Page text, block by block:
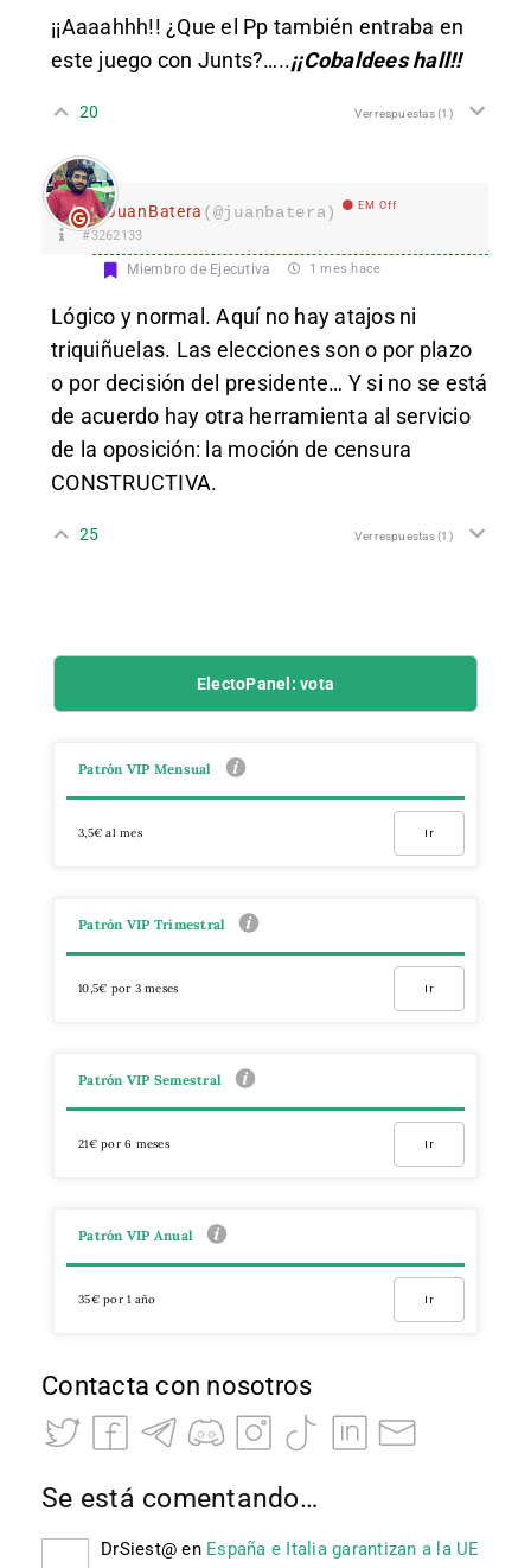
¡¡Aaaahhh!! ¿Que el Pp también entraba en
este juego con Junts?…..¡¡Cobaldees hall!!
20 Ver respuestas(1)
JuanBatera (@juanbatera) EM Off
#3262133
Miembro de Ejecutiva 1 mes hace
Lógico y normal. Aquí no hay atajos ni
triquiñuelas. Las elecciones son o por plazo
o por decisión del presidente… Y si no se está
de acuerdo hay otra herramienta al servicio
de la oposición: la moción de censura
CONSTRUCTIVA.
25 Ver respuestas(1)
ElectoPanel: vota
Patrón VIP Mensual
3,5€ al mes Ir
Patrón VIP Trimestral
10,5€ por 3 meses Ir
Patrón VIP Semestral
21€ por 6 meses Ir
Patrón VIP Anual
35€ por 1 año Ir
Contacta con nosotros
Se está comentando…
DrSiest@ en España e Italia garantizan a la UE